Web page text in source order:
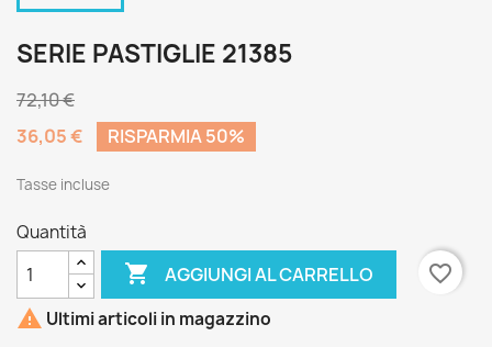
SERIE PASTIGLIE 21385
72,10 €
36,05 €
RISPARMIA 50%
Tasse incluse
Quantità
 AGGIUNGI AL CARRELLO
favorite_border
 Ultimi articoli in magazzino